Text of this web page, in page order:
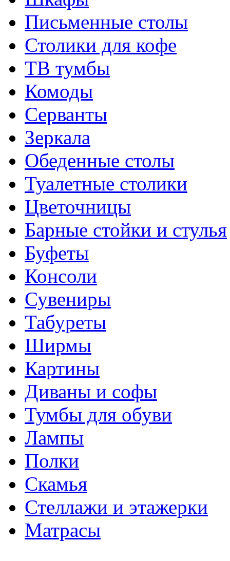
Письменные столы
Столики для кофе
ТВ тумбы
Комоды
Серванты
Зеркала
Обеденные столы
Туалетные столики
Цветочницы
Барные стойки и стулья
Буфеты
Консоли
Сувениры
Табуреты
Ширмы
Картины
Диваны и софы
Тумбы для обуви
Лампы
Полки
Скамья
Стеллажи и этажерки
Матрасы